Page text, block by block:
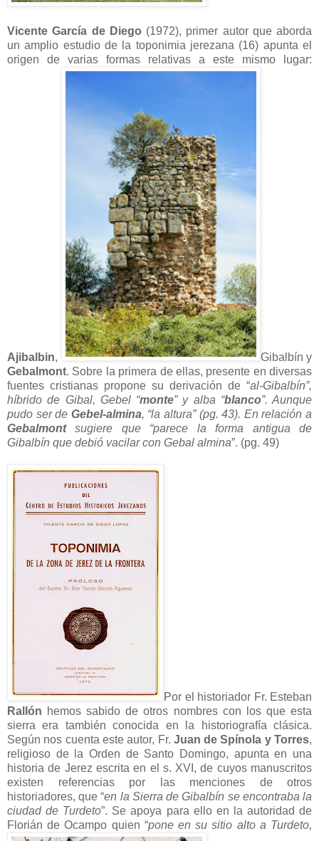
Vicente García de Diego (1972), primer autor que aborda
un amplio estudio de la toponimia jerezana (16) apunta el
origen de varias formas relativas a este mismo lugar:
Ajibalbin,
Gibalbín y
Gebalmont. Sobre la primera de ellas, presente en diversas
fuentes cristianas propone su derivación de “al-Gibalbín”,
híbrido de Gibal, Gebel “monte” y alba “blanco”. Aunque
pudo ser de Gebel-almina, “la altura” (pg. 43). En relación a
Gebalmontsugiere que “parece la forma antigua de
Gibalbín que debió vacilar con Gebal almina”. (pg. 49)
Por el historiador Fr. Esteban
Rallón hemos sabido de otros nombres con los que esta
sierra era también conocida en la historiografía clásica.
Según nos cuenta este autor, Fr. Juan de Spínola y Torres,
religioso de la Orden de Santo Domingo, apunta en una
historia de Jerez escrita en el s. XVI, de cuyos manuscritos
existen referencias por las menciones de otros
historiadores, que “en la Sierra de Gibalbín se encontraba la
ciudad de Turdeto”. Se apoya para ello en la autoridad de
Florián de Ocampo quien “pone en su sitio alto a Turdeto,